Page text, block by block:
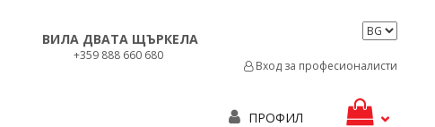
ВИЛА ДВАТА ЩЪРКЕЛА
+359 888 660 680
Вход за професионалисти
ПРОФИЛ